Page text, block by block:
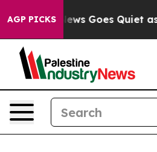
AGP PICKS
News Goes Quiet as 'Maga